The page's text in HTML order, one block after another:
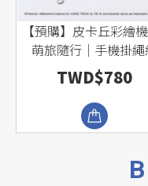
【預購】皮卡丘彩繪
萌旅隨行｜手機掛繩
TWD$780
B